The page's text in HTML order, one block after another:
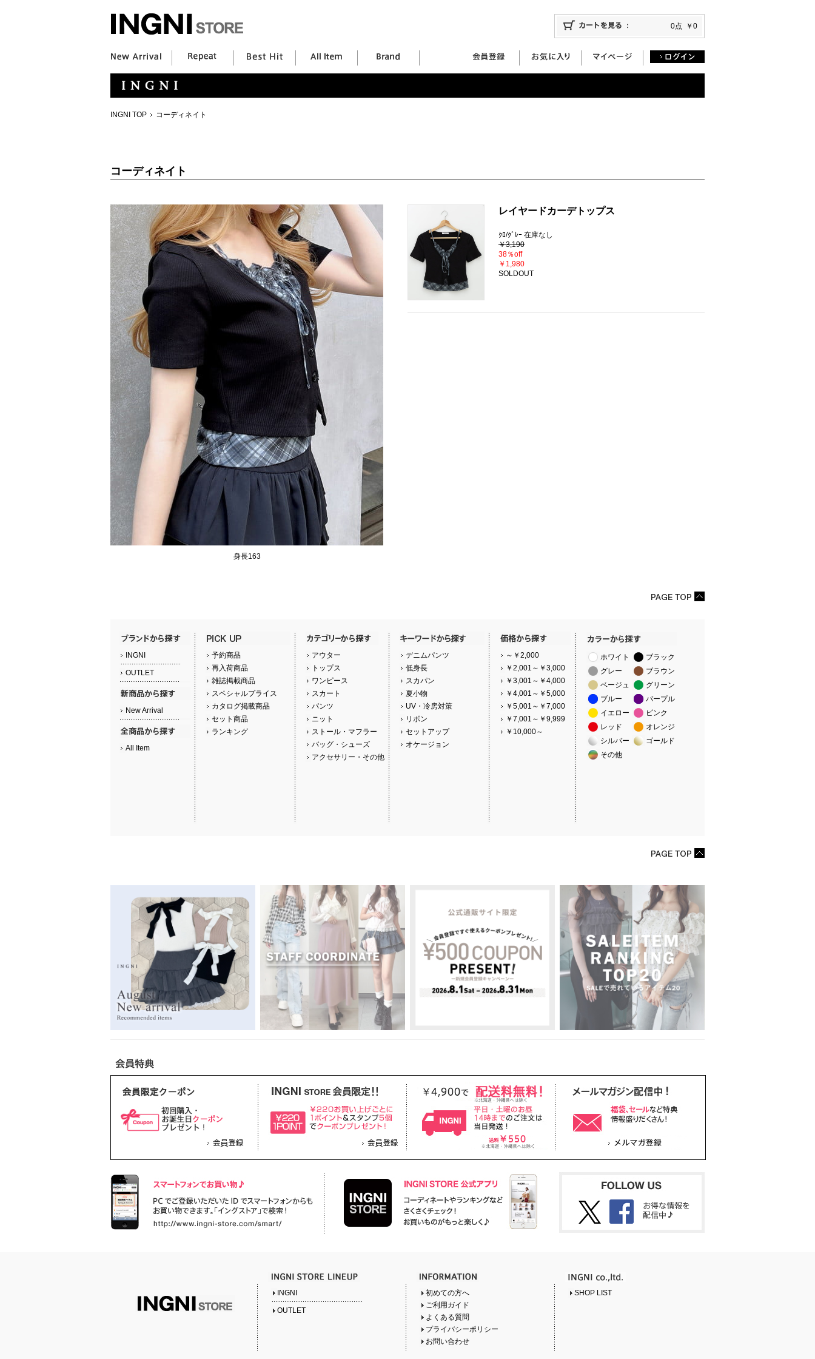
0点 ￥0
INGNI TOP コーディネイト
コーディネイト
身長163
レイヤードカーデトップス
ｸﾛ/ｸﾞﾚｰ 在庫なし
￥3,190
38％off
￥1,980
SOLDOUT
INGNI
OUTLET
New Arrival
All Item
予約商品
再入荷商品
雑誌掲載商品
スペシャルプライス
カタログ掲載商品
セット商品
ランキング
アウター
トップス
ワンピース
スカート
パンツ
ニット
ストール・マフラー
バッグ・シューズ
アクセサリー・その他
デニムパンツ
低身長
スカパン
夏小物
UV・冷房対策
リボン
セットアップ
オケージョン
～￥2,000
￥2,001～￥3,000
￥3,001～￥4,000
￥4,001～￥5,000
￥5,001～￥7,000
￥7,001～￥9,999
￥10,000～
ホワイト
ブラック
グレー
ブラウン
ベージュ
グリーン
ブルー
パープル
イエロー
ピンク
レッド
オレンジ
シルバー
ゴールド
その他
INGNI
OUTLET
初めての方へ
ご利用ガイド
よくある質問
プライバシーポリシー
お問い合わせ
SHOP LIST